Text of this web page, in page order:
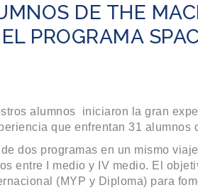
DE THE
PROGRAMA
alumnos iniciaron la gran
que enfrentan 31 alumnos
dos programas en un mismo
entre I medio y IV medio. El
(MYP y Diploma) para